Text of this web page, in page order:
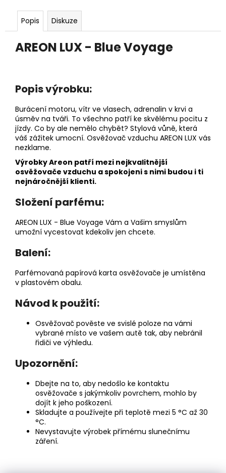
Popis Diskuze
AREON LUX - Blue Voyage
Popis výrobku:
Burácení motoru, vítr ve vlasech, adrenalin v krvi a
úsměv na tváři. To všechno patří ke skvělému pocitu z
jízdy. Co by ale nemělo chybět? Stylová vůně, která
váš zážitek umocní. Osvěžovač vzduchu AREON LUX vás
nezklame.
Výrobky Areon patří mezi nejkvalitnější
osvěžovače vzduchu a spokojeni s nimi budou i ti
nejnáročnější klienti.
Složení parfému:
AREON LUX - Blue Voyage Vám a Vašim smyslům
umožní vycestovat kdekoliv jen chcete.
Balení:
Parfémovaná papírová karta osvěžovače je umístěna
v plastovém obalu.
Návod k použití:
Osvěžovač pověste ve svislé poloze na vámi
vybrané místo ve vašem autě tak, aby nebránil
řidiči ve výhledu.
Upozornění:
Dbejte na to, aby nedošlo ke kontaktu
osvěžovače s jakýmkoliv povrchem, mohlo by
dojít k jeho poškození.
Skladujte a používejte při teplotě mezi 5 °C až 30
°C.
Nevystavujte výrobek přímému slunečnímu
záření.
u
e
DĚTSKÁ
LÁHEV
NA
PITÍ
KIDS
FUN
119
Kč